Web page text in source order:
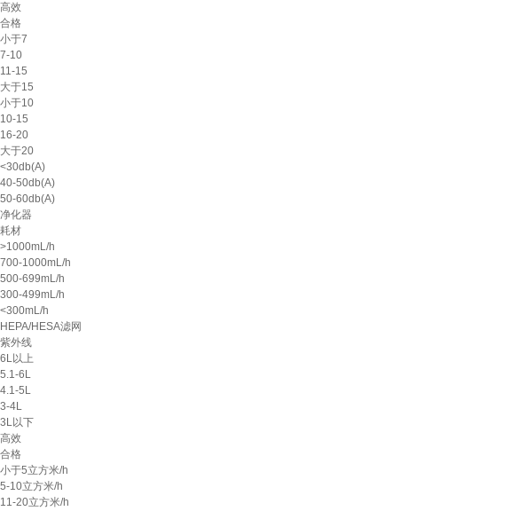
高效
合格
小于7
7-10
11-15
大于15
小于10
10-15
16-20
大于20
<30db(A)
40-50db(A)
50-60db(A)
净化器
耗材
>1000mL/h
700-1000mL/h
500-699mL/h
300-499mL/h
<300mL/h
HEPA/HESA滤网
紫外线
6L以上
5.1-6L
4.1-5L
3-4L
3L以下
高效
合格
小于5立方米/h
5-10立方米/h
11-20立方米/h